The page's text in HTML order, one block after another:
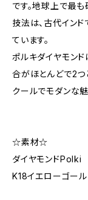
です。地球上で最
技法は、古代イン
ています。
ポルキダイヤモン
合がほとんどで2つ
クールでモダンな魅
☆素材☆
ダイヤモンドPolki
K18イエローゴール